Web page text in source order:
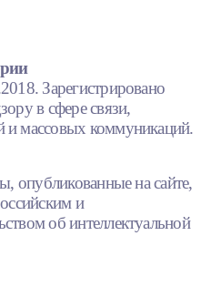
Зарегистрировано
в сфере связи,
массовых коммуникаций.
опубликованные на сайте,
и
об интеллектуальной